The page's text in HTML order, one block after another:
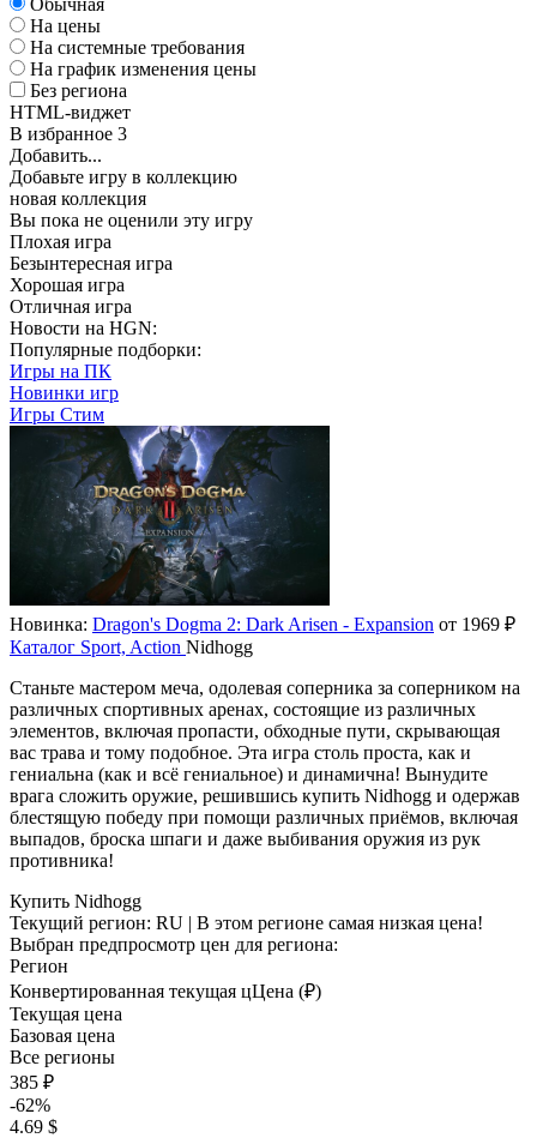
Обычная
На цены
На системные требования
На график изменения цены
Без региона
HTML-виджет
В избранное 3
Добавить...
Добавьте игру в коллекцию
новая коллекция
Вы пока не оценили эту игру
Плохая игра
Безынтересная игра
Хорошая игра
Отличная игра
Новости на HGN:
Популярные подборки:
Игры на ПК
Новинки игр
Игры Стим
Новинка: Dragon's Dogma 2: Dark Arisen - Expansion от 1969 ₽
Каталог Sport, Action Nidhogg
Станьте мастером меча, одолевая соперника за соперником на
различных спортивных аренах, состоящие из различных
элементов, включая пропасти, обходные пути, скрывающая
вас трава и тому подобное. Эта игра столь проста, как и
гениальна (как и всё гениальное) и динамична! Вынудите
врага сложить оружие, решившись купить Nidhogg и одержав
блестящую победу при помощи различных приёмов, включая
выпадов, броска шпаги и даже выбивания оружия из рук
противника!
Купить Nidhogg
Текущий регион: RU | В этом регионе самая низкая цена!
Выбран предпросмотр цен для региона:
Регион
Конвертированная текущая цЦена (₽)
Текущая цена
Базовая цена
Все регионы
385 ₽
-62%
4.69 $